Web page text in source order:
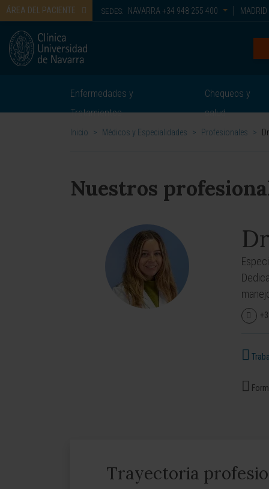
ÁREA DEL PACIENTE SEDES: NAVARRA +34 948 255 400 MADRID
Enfermedades y
Tratamientos
Chequeos y
salud
Inicio > Médicos y Especialidades > Profesionales >
Nuestros
Trayectoria